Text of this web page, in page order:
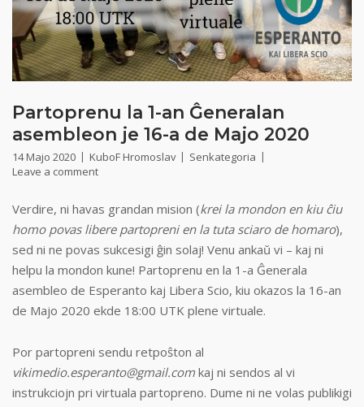
Partoprenu la 1-an Ĝeneralan
asembleon je 16-a de Majo 2020
14 Majo 2020 KuboF Hromoslav
Senkategoria
Leave a comment
Verdire, ni havas grandan mision (krei la mondon en kiu ĉiu
homo povas libere partopreni en la tuta sciaro de homaro),
sed ni ne povas sukcesigi ĝin solaj! Venu ankaŭ vi – kaj ni
helpu la mondon kune! Partoprenu en la 1-a Ĝenerala
asembleo de Esperanto kaj Libera Scio, kiu okazos la 16-an
de Majo 2020 ekde 18:00 UTK plene virtuale.
Por partopreni sendu retpoŝton al
vikimedio.esperanto@gmail.com kaj ni sendos al vi
instrukciojn pri virtuala partopreno. Dume ni ne volas publikigi